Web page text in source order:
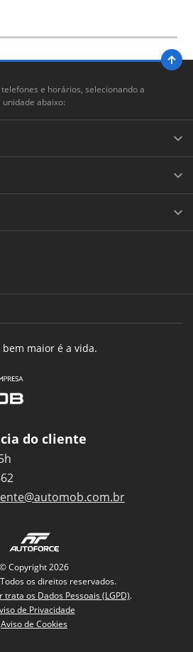
e horários, selecionando a
unidade abaixo:
bem maior é a vida.
do cliente
© Copyright 2026
os direitos reservados.
trata os Dados Pessoais (LGPD).
de Privacidade
Aviso de Cookies